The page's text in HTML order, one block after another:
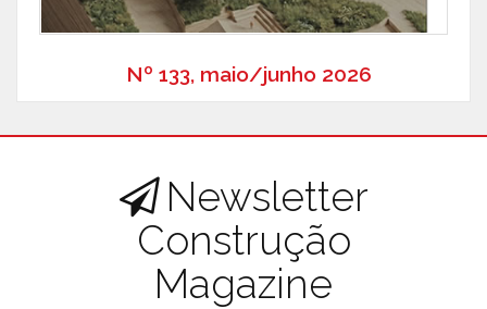
Nº 133, maio/junho 2026
Newsletter
Construção
Magazine